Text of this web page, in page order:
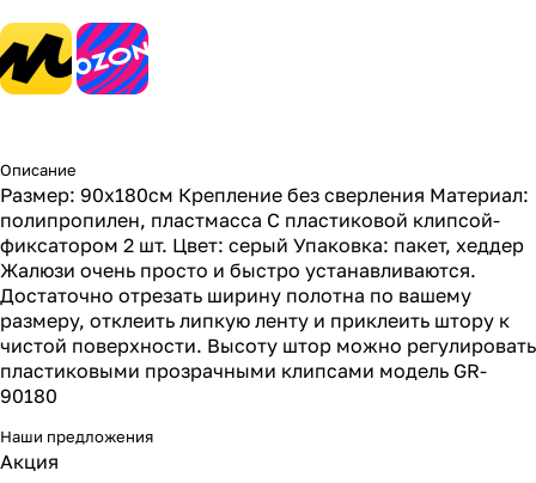
Описание
Размер: 90х180см Крепление без сверления Материал:
полипропилен, пластмасса С пластиковой клипсой-
фиксатором 2 шт. Цвет: серый Упаковка: пакет, хеддер
Жалюзи очень просто и быстро устанавливаются.
Достаточно отрезать ширину полотна по вашему
размеру, отклеить липкую ленту и приклеить штору к
чистой поверхности. Высоту штор можно регулировать
пластиковыми прозрачными клипсами модель GR-
90180
Наши предложения
Акция